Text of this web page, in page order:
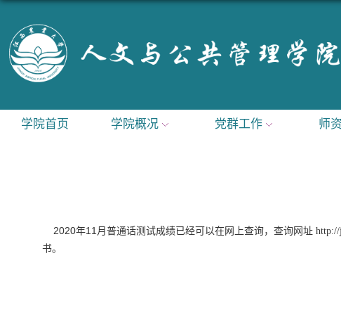
学院首页 学院概况 党群工作 师
2020年11月普通话测试成绩已经可以在网上查询，查询网址 http://
书。